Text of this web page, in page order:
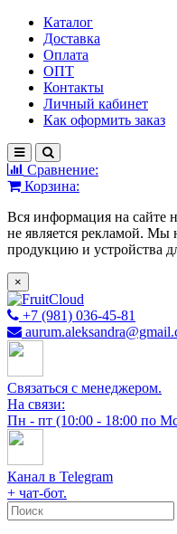
Каталог
Доставка
Оплата
ОПТ
Контакты
Личный кабинет
Как оформить заказ
Сравнение:
Корзина:
Вся информация на сайте
не является рекламой. Мы
продукцию и устройства
×
+7 (981) 036-45-81
Связаться с менеджером.
На связи:
Пн - пт (10:00 - 18:00 по
Канал в Telegram
+ чат-бот.